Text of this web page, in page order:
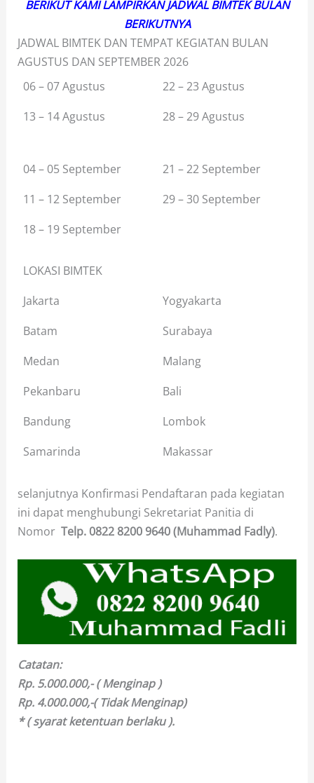
BERIKUT KAMI LAMPIRKAN JADWAL BIMTEK BULAN
BERIKUTNYA
JADWAL BIMTEK DAN TEMPAT KEGIATAN BULAN
AGUSTUS DAN SEPTEMBER 2026
06 – 07 Agustus
22 – 23 Agustus
13 – 14 Agustus
28 – 29 Agustus
04 – 05 September
21 – 22 September
11 – 12 September
29 – 30 September
18 – 19 September
LOKASI BIMTEK
Jakarta
Yogyakarta
Batam
Surabaya
Medan
Malang
Pekanbaru
Bali
Bandung
Lombok
Samarinda
Makassar
selanjutnya Konfirmasi Pendaftaran pada kegiatan
ini dapat menghubungi Sekretariat Panitia di
Nomor Telp. 0822 8200 9640 (Muhammad Fadly).
Catatan:
Rp. 5.000.000,- ( Menginap )
Rp. 4.000.000,-( Tidak Menginap)
* ( syarat ketentuan berlaku ).